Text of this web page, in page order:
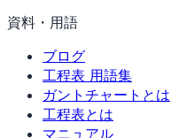
資料・用語
ブログ
工程表 用語集
ガントチャートとは
工程表とは
マニュアル